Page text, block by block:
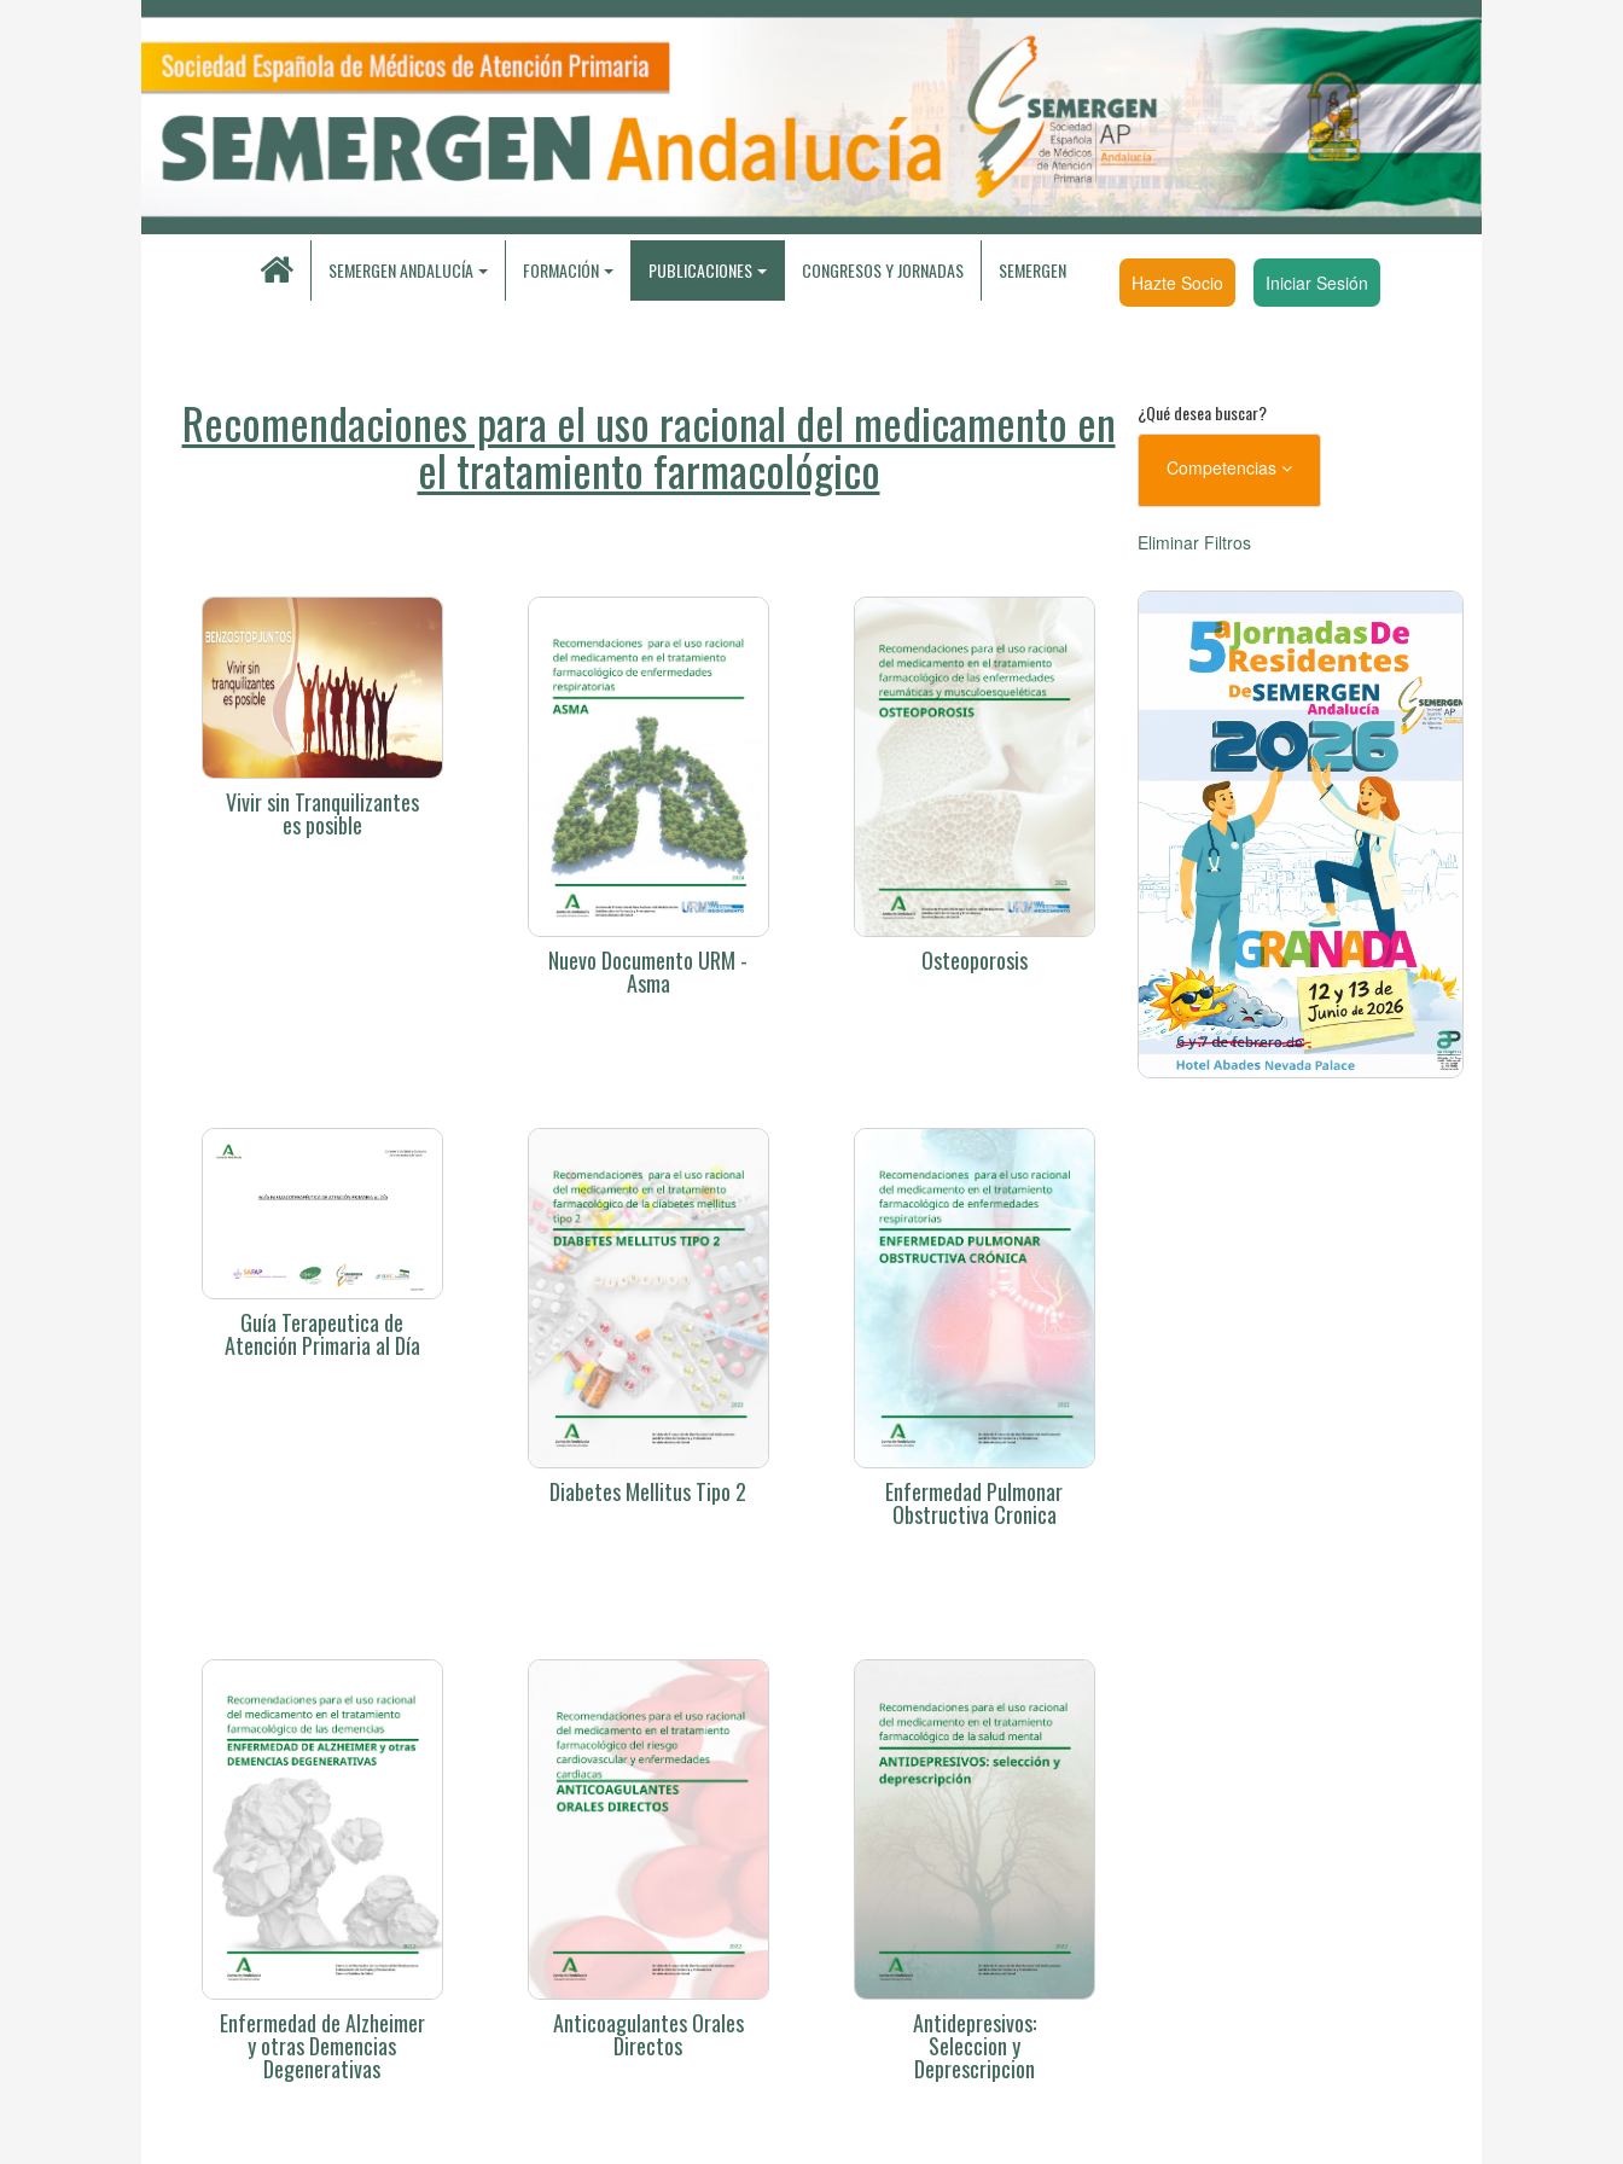
SEMERGEN ANDALUCÍA FORMACIÓN PUBLICACIONES CONGRESOS Y JORNADAS SEMERGEN Hazte Socio Iniciar Sesión
Recomendaciones para el uso racional del medicamento en
el tratamiento farmacológico
Vivir sin Tranquilizantes
es posible
Nuevo Documento URM -
Asma
Osteoporosis
Guía Terapeutica de
Atención Primaria al Día
Diabetes Mellitus Tipo 2 Enfermedad Pulmonar
Obstructiva Cronica
Enfermedad de Alzheimer
y otras Demencias
Degenerativas
Anticoagulantes Orales
Directos
Antidepresivos:
Seleccion y
Deprescripcion
¿Qué desea buscar?
Competencias
Eliminar Filtros